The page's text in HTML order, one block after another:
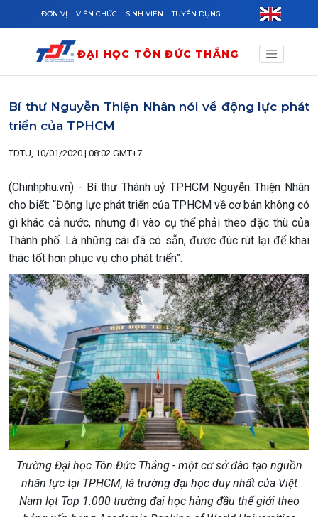
Skip to main content
ĐƠN VỊ VIÊN CHỨC SINH VIÊN TUYỂN DỤNG
ĐẠI HỌC TÔN ĐỨC THẮNG
Bí thư Nguyễn Thiện Nhân nói về động lực phát
triển của TPHCM
TDTU, 10/01/2020 | 08:02 GMT+7
(Chinhphu.vn) - Bí thư Thành uỷ TPHCM Nguyễn Thiện Nhân
cho biết: “Động lực phát triển của TPHCM về cơ bản không có
gì khác cả nước, nhưng đi vào cụ thể phải theo đặc thù của
Thành phố. Là những cái đã có sẵn, được đúc rút lại để khai
thác tốt hơn phục vụ cho phát triển”.
Trường Đại học Tôn Đức Thắng - một cơ sở đào tạo nguồn
nhân lực tại TPHCM, là trường đại học duy nhất của Việt
Nam lọt Top 1.000 trường đại học hàng đầu thế giới theo